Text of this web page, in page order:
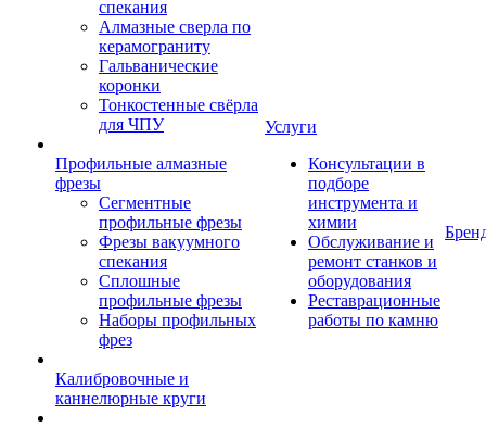
спекания
Алмазные сверла по
керамограниту
Гальванические
коронки
Тонкостенные свёрла
для ЧПУ
Профильные алмазные
фрезы
Сегментные
профильные фрезы
Фрезы вакуумного
спекания
Сплошные
профильные фрезы
Наборы профильных
фрез
Калибровочные и
каннелюрные круги
Услуги
Консультации в
подборе
инструмента и
химии
Обслуживание и
ремонт станков и
оборудования
Реставрационные
работы по камню